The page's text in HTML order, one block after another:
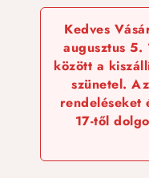
Kedves
augusztus 5.
között a
szünetel.
rendeléseket
17-től